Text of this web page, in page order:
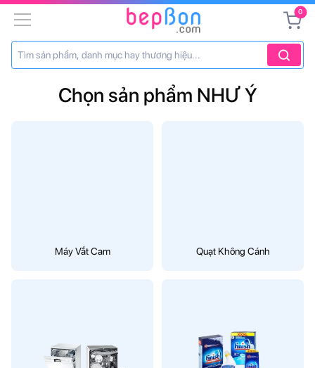
0
Chọn sản phẩm NHƯ Ý
Máy Vắt Cam Quạt Không Cánh